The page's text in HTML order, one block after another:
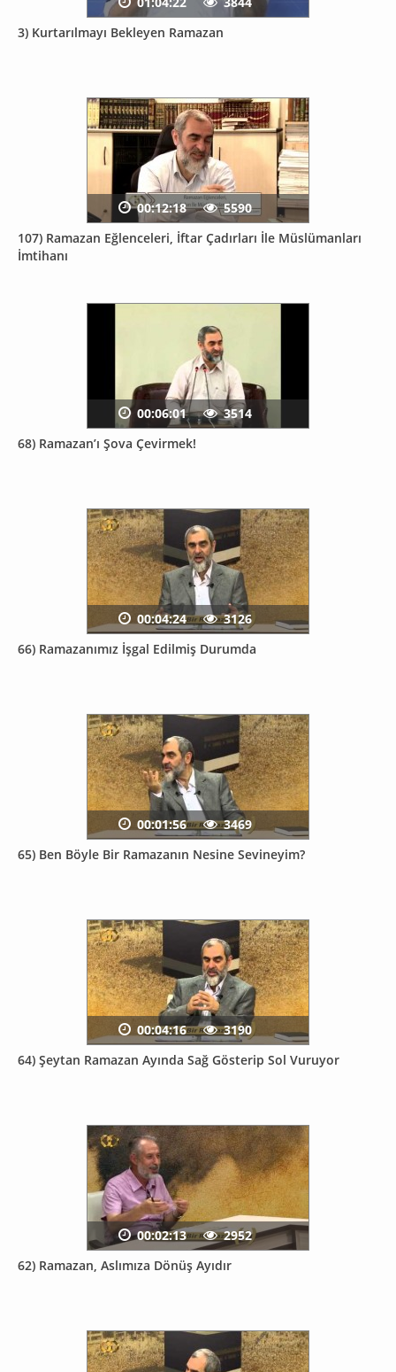
3) Kurtarılmayı Bekleyen Ramazan
107) Ramazan Eğlenceleri, İftar Çadırları İle Müslümanları
İmtihanı
00:12:18 5590
68) Ramazan’ı Şova Çevirmek!
00:06:01 3514
66) Ramazanımız İşgal Edilmiş Durumda
00:04:24 3126
65) Ben Böyle Bir Ramazanın Nesine Sevineyim?
00:01:56 3469
64) Şeytan Ramazan Ayında Sağ Gösterip Sol Vuruyor
00:04:16 3190
62) Ramazan, Aslımıza Dönüş Ayıdır
00:02:13 2952